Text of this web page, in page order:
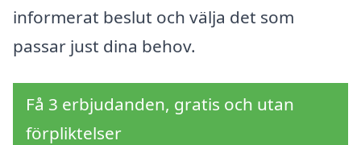
informerat beslut och välja det som
passar just dina behov.
Få 3 erbjudanden, gratis och utan
förpliktelser